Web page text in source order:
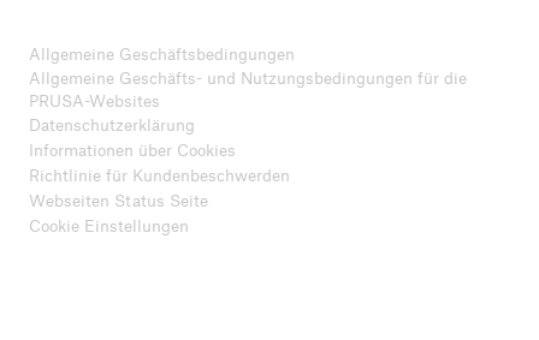
Allgemeine Geschäftsbedingungen
Allgemeine Geschäfts- und Nutzungsbedingungen für die
PRUSA-Websites
Datenschutzerklärung
Informationen über Cookies
Richtlinie für Kundenbeschwerden
Webseiten Status Seite
Cookie Einstellungen